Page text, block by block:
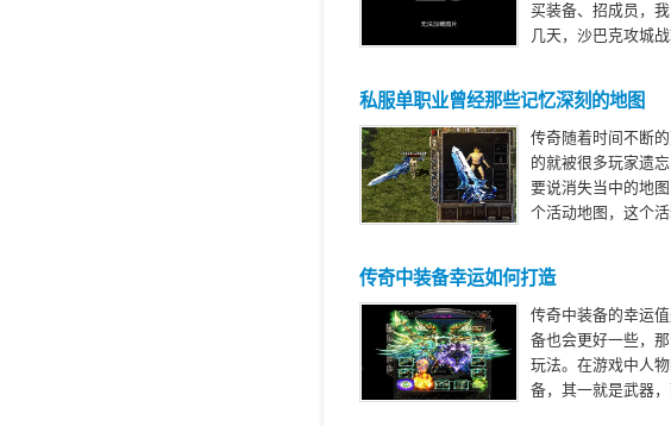
买装备、招成员，
几天，沙巴克攻城
私服单职业曾经那些记忆深刻的地图
传奇随着时间不断
的就被很多玩家遗
要说消失当中的地
个活动地图，这个
传奇中装备幸运如何打造
传奇中装备的幸运
备也会更好一些，
玩法。在游戏中人
备，其一就是武器